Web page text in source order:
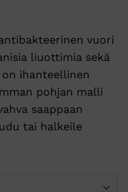
vuori
liuottimia sekä
ihanteellinen
pohjan malli
saappaan
tai halkeile